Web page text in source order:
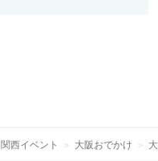
関西イベント 大阪おでかけ